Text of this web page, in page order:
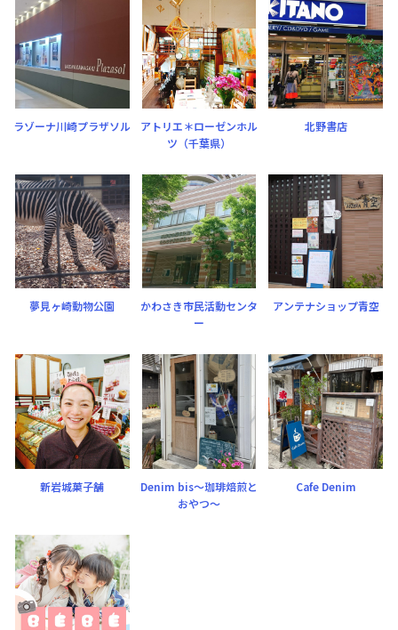
ラゾーナ川崎プラザソル
アトリエ＊ローゼンホル
ツ（千葉県）
北野書店
夢見ヶ崎動物公園
かわさき市民活動センタ
ー
アンテナショップ青空
新岩城菓子舗
Denim bis〜珈琲焙煎と
おやつ〜
Cafe Denim